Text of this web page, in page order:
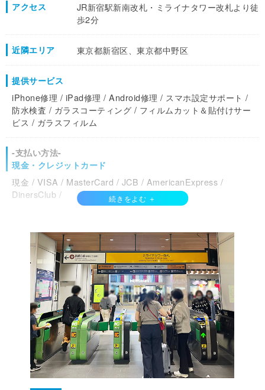
アクセス
JR新宿駅新南改札・ミライナタワー改札より徒
歩2分
近隣エリア 東京都新宿区、東京都中野区
提供サービス
iPhone修理 / iPad修理 / Android修理 / スマホ設定サポート /
防水検査 / ガラスコーティング / フィルムカット＆貼付けサー
ビス / ガラスフィルム
-支払い方法-
現金・クレジットカード
現金 / VISA / MasterCard / JCB / AmericanExpress /
DinersClub /
QuicPay / 交通系IC / 楽天Edy / ID /
QRコード決済
PayPay / d払い / auPay / メルペイ /
その他支払い方法
QUOPay / ゆうちょPay / Jcoin /